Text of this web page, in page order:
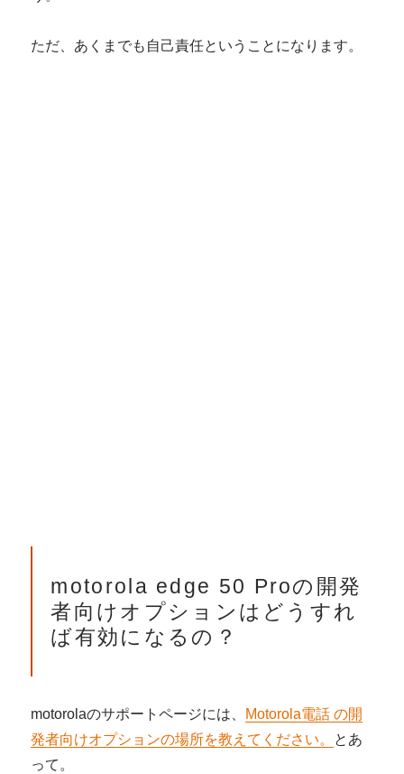
ただ、あくまでも自己責任ということになります。
motorola edge 50 Proの開発
者向けオプションはどうすれ
ば有効になるの？
motorolaのサポートページには、 Motorola電話 の開
発者向けオプションの場所を教えてください。 とあ
って。